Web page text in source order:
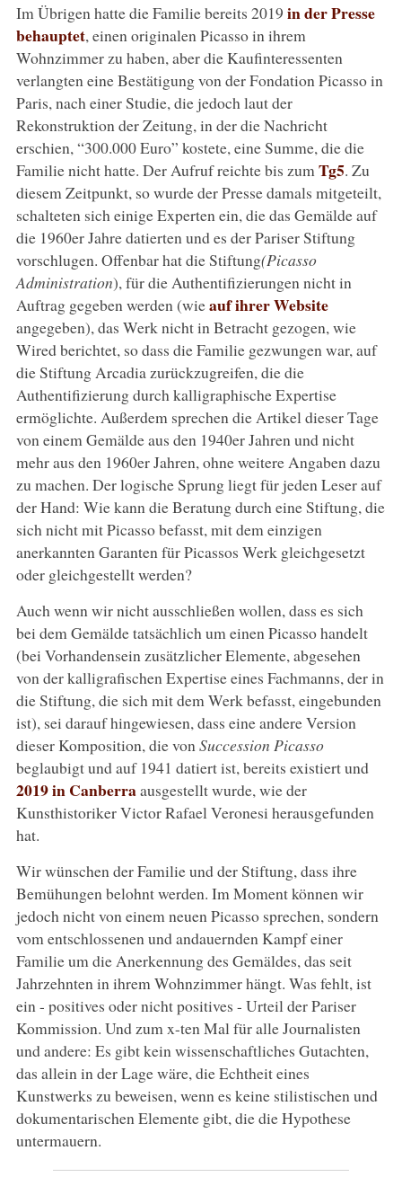
Im Übrigen hatte die Familie bereits 2019 in der Presse
behauptet, einen originalen Picasso in ihrem
Wohnzimmer zu haben, aber die Kaufinteressenten
verlangten eine Bestätigung von der Fondation Picasso in
Paris, nach einer Studie, die jedoch laut der
Rekonstruktion der Zeitung, in der die Nachricht
erschien, “300.000 Euro” kostete, eine Summe, die die
Familie nicht hatte. Der Aufruf reichte bis zumTg5. Zu
diesem Zeitpunkt, so wurde der Presse damals mitgeteilt,
schalteten sich einige Experten ein, die das Gemälde auf
die 1960er Jahre datierten und es der Pariser Stiftung
vorschlugen. Offenbar hat die Stiftung(Picasso
Administration), für die Authentifizierungen nicht in
Auftrag gegeben werden (wieauf ihrer Website
angegeben), das Werk nicht in Betracht gezogen, wie
Wired berichtet, so dass die Familie gezwungen war, auf
die Stiftung Arcadia zurückzugreifen, die die
Authentifizierung durch kalligraphische Expertise
ermöglichte. Außerdem sprechen die Artikel dieser Tage
von einem Gemälde aus den 1940er Jahren und nicht
mehr aus den 1960er Jahren, ohne weitere Angaben dazu
zu machen. Der logische Sprung liegt für jeden Leser auf
der Hand: Wie kann die Beratung durch eine Stiftung, die
sich nicht mit Picasso befasst, mit dem einzigen
anerkannten Garanten für Picassos Werk gleichgesetzt
oder gleichgestellt werden?
Auch wenn wir nicht ausschließen wollen, dass es sich
bei dem Gemälde tatsächlich um einen Picasso handelt
(bei Vorhandensein zusätzlicher Elemente, abgesehen
von der kalligrafischen Expertise eines Fachmanns, der in
die Stiftung, die sich mit dem Werk befasst, eingebunden
ist), sei darauf hingewiesen, dass eine andere Version
dieser Komposition, die vonSuccession Picasso
beglaubigt und auf 1941 datiert ist, bereits existiert und
2019 in Canberraausgestellt wurde, wie der
Kunsthistoriker Victor Rafael Veronesi herausgefunden
hat.
Wir wünschen der Familie und der Stiftung, dass ihre
Bemühungen belohnt werden. Im Moment können wir
jedoch nicht von einem neuen Picasso sprechen, sondern
vom entschlossenen und andauernden Kampf einer
Familie um die Anerkennung des Gemäldes, das seit
Jahrzehnten in ihrem Wohnzimmer hängt. Was fehlt, ist
ein - positives oder nicht positives - Urteil der Pariser
Kommission. Und zum x-ten Mal für alle Journalisten
und andere: Es gibt kein wissenschaftliches Gutachten,
das allein in der Lage wäre, die Echtheit eines
Kunstwerks zu beweisen, wenn es keine stilistischen und
dokumentarischen Elemente gibt, die die Hypothese
untermauern.